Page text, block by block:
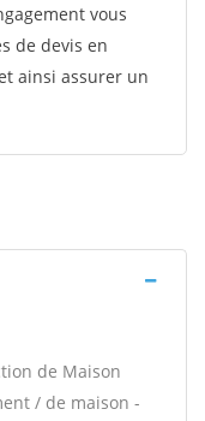
vous
de devis en
ainsi assurer un
de Maison
/ de maison -